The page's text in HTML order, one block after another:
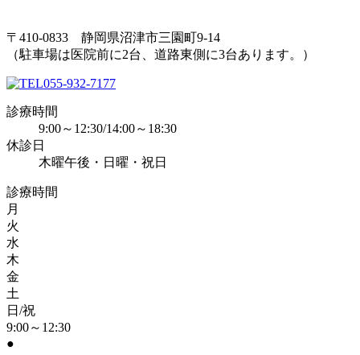
〒410-0833 静岡県沼津市三園町9-14
（駐車場は医院前に2台、道路東側に3台あります。）
055-932-7177
診療時間
9:00～12:30/14:00～18:30
休診日
木曜午後・日曜・祝日
診療時間
月
火
水
木
金
土
日/祝
9:00～12:30
●